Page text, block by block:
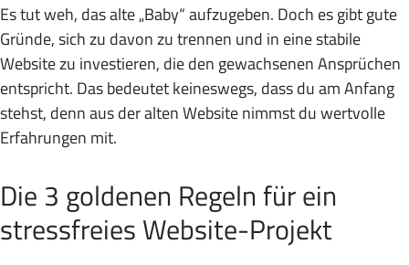
Es tut weh, das alte „Baby“ aufzugeben. Doch es gibt gute
Gründe, sich zu davon zu trennen und in eine stabile
Website zu investieren, die den gewachsenen Ansprüchen
entspricht. Das bedeutet keineswegs, dass du am Anfang
stehst, denn aus der alten Website nimmst du wertvolle
Erfahrungen mit.
Die 3 goldenen Regeln für ein
stressfreies Website-Projekt